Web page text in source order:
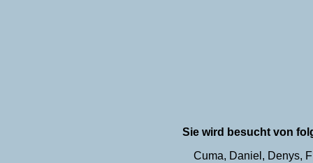
Sie wird besucht von
Cuma, Daniel, Denys,